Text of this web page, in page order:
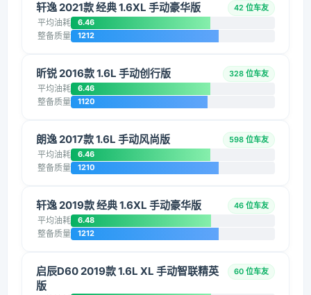
轩逸 2021款 经典 1.6XL 手动豪华版 42 位车友
平均油耗 6.46
整备质量 1212
昕锐 2016款 1.6L 手动创行版 328 位车友
平均油耗 6.46
整备质量 1120
朗逸 2017款 1.6L 手动风尚版 598 位车友
平均油耗 6.46
整备质量 1210
轩逸 2019款 经典 1.6XL 手动豪华版 46 位车友
平均油耗 6.48
整备质量 1212
启辰D60 2019款 1.6L XL 手动智联精英
版
60 位车友